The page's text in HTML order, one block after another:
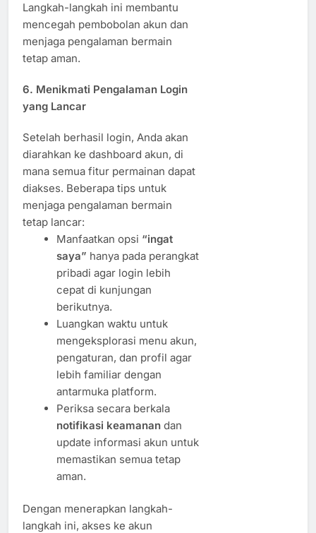
Langkah-langkah ini membantu
mencegah pembobolan akun dan
menjaga pengalaman bermain
tetap aman.
6. Menikmati Pengalaman Login
yang Lancar
Setelah berhasil login, Anda akan
diarahkan ke dashboard akun, di
mana semua fitur permainan dapat
diakses. Beberapa tips untuk
menjaga pengalaman bermain
tetap lancar:
Manfaatkan opsi “ingat
saya” hanya pada perangkat
pribadi agar login lebih
cepat di kunjungan
berikutnya.
Luangkan waktu untuk
mengeksplorasi menu akun,
pengaturan, dan profil agar
lebih familiar dengan
antarmuka platform.
Periksa secara berkala
notifikasi keamanandan
update informasi akun untuk
memastikan semua tetap
aman.
Dengan menerapkan langkah-
langkah ini, akses ke akun